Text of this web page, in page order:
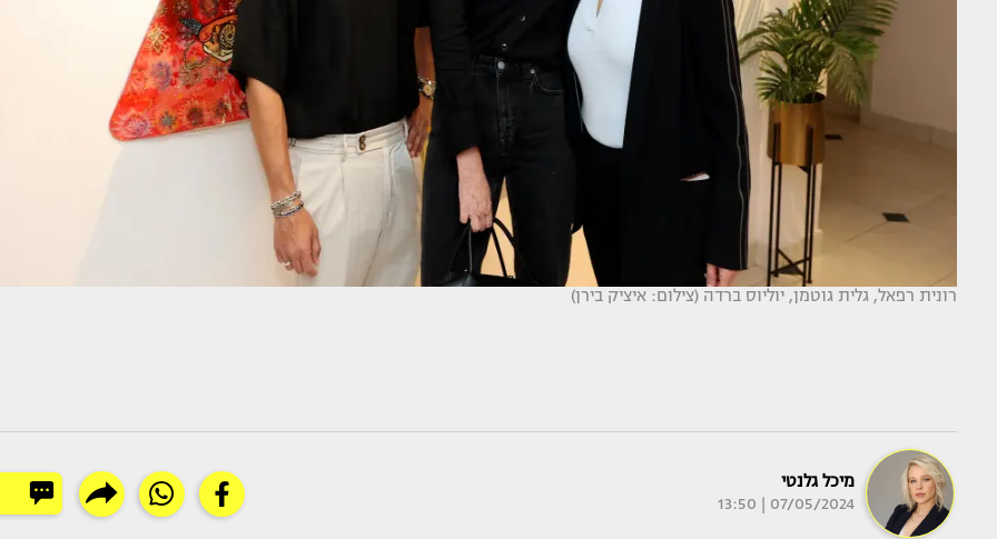
רונית רפאל, גלית גוטמן, יוליוס ברדה (צילום: איציק בירן)
מיכל גלנטי
07/05/2024 | 13:50